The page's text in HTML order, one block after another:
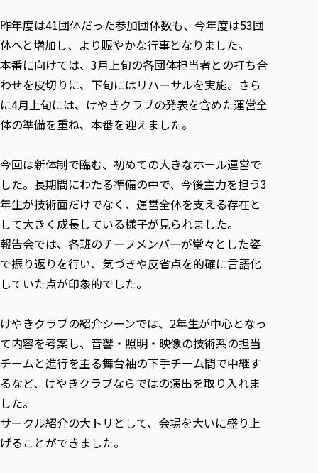
お役立ち情報（リンク集）
放射線モニタリング測定結果（国見キャンパス）
教職課程における情報の公表
学部・学科等設置計画履行状況報告書
情報公開規程
大学院
大学院
総合福祉学研究科 社会福祉学専攻 修士課程
総合福祉学研究科 社会福祉学専攻 博士課程
総合福祉学研究科 福祉心理学専攻 修士課程
教育学研究科 教育学専攻 修士課程
通信教育部
通信教育部
通信制大学院 総合福祉学研究科 社会福祉学専攻 修士課程
通信制大学院 総合福祉学研究科 福祉心理学専攻 修士課程
カリキュラム（学部・大学院）
その他の就学機会
学びの特徴
学びの特徴
ICT教育
初年次教育（リエゾンゼミⅠ）
実学臨床教育（総合福祉学部のみ履修可能）
教育実践活動（教育学科学生のみ受講可能）
教員紹介・業績
学びのサポート
学びのサポート
学費（学部学科）
学生生活サポート
学生自主活動支援
学生総合補償制度
スポーツ傷害保険
求人の受付について
単独学内説明会のご案内
在学生の方
資格取得報奨制度について
東北福祉大学求人・インターンシップ検索サイト（キャリタス
卒業生の方
卒業生の方
卒業後のキャリア支援体制
在学生による訪問、情報提供へのご協力のお願い
卒業生アンケート
よくあるご質問
東北福祉大学のDNA
Prospective Students
学生支援センター国際交流の活動
スタッフ紹介
ニュース一覧
東北福祉大学の研究紹介
共同研究等をご検討の皆様へ
東北福祉大学の紀要・リポジトリ
東北福祉大学の紀要・リポジトリ
研究紀要
教職研究
東北福祉大学教育・教職センター特別支援教育研究年報一覧
東北福祉大学機関リポジトリ
東北福祉大学オープンアクセス方針
産学・産学官連携
産学・産学官連携
「高齢者のフレイル予防及びデジタルデバイド解消に向けた産
高齢者施設特化型モジュラー車いす開発
社会貢献・地域連携活動
社会貢献・地域連携活動
社会貢献・地域連携活動報告書
各種社会貢献活動の窓口
伝承講座「311『伝える／備える』次世代塾」
JICA草の根技術協力事業
被災地の子ども支援活動
生涯学習・社会人講座
自治体・団体等との主な協定
自治体・団体等との主な協定
研究所について
研究者のご紹介
生涯学習・社会人講座
月例TFU実学臨床研究セミナー
特別支援教育研究室
取材について
施設利用
同窓会
学内ポータルシステム
Universal Passport
昨年度は41団体だった参加団体数も、今年度は53団
体へと増加し、より賑やかな行事となりました。
本番に向けては、3月上旬の各団体担当者との打ち合
わせを皮切りに、下旬にはリハーサルを実施。さら
に4月上旬には、けやきクラブの発表を含めた運営全
体の準備を重ね、本番を迎えました。
今回は新体制で臨む、初めての大きなホール運営で
した。長期間にわたる準備の中で、今後主力を担う3
年生が技術面だけでなく、運営全体を支える存在と
して大きく成長している様子が見られました。
報告会では、各班のチーフメンバーが堂々とした姿
で振り返りを行い、気づきや反省点を的確に言語化
していた点が印象的でした。
けやきクラブの紹介シーンでは、2年生が中心となっ
て内容を考案し、音響・照明・映像の技術系の担当
チームと進行を主る舞台袖の下手チーム間で中継す
るなど、けやきクラブならではの演出を取り入れま
した。
サークル紹介の大トリとして、会場を大いに盛り上
げることができました。